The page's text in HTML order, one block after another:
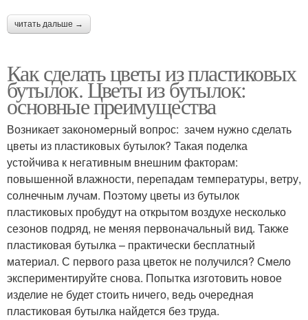
читать дальше →
Как сделать цветы из пластиковых
бутылок. Цветы из бутылок:
основные преимущества
Возникает закономерный вопрос: зачем нужно сделать
цветы из пластиковых бутылок? Такая поделка
устойчива к негативным внешним факторам:
повышенной влажности, перепадам температуры, ветру,
солнечным лучам. Поэтому цветы из бутылок
пластиковых пробудут на открытом воздухе несколько
сезонов подряд, не меняя первоначальный вид. Также
пластиковая бутылка – практически бесплатный
материал. С первого раза цветок не получился? Смело
экспериментируйте снова. Попытка изготовить новое
изделие не будет стоить ничего, ведь очередная
пластиковая бутылка найдется без труда.